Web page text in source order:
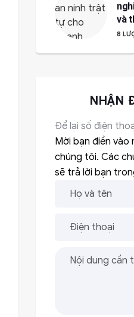
và
8
NHẬN
Để lại số điện
Mời bạn điền vào
chúng tôi. Các
sẽ trả lời bạn